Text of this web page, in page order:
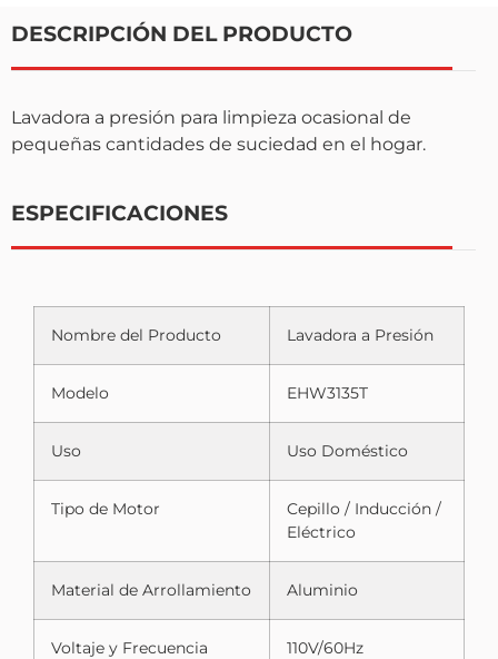
DESCRIPCIÓN DEL PRODUCTO
Lavadora a presión para limpieza ocasional de
pequeñas cantidades de suciedad en el hogar.
ESPECIFICACIONES
Nombre del Producto Lavadora a Presión
Modelo EHW3135T
Uso Uso Doméstico
Tipo de Motor
Cepillo / Inducción /
Eléctrico
Material de Arrollamiento Aluminio
Voltaje y Frecuencia
110V/60Hz